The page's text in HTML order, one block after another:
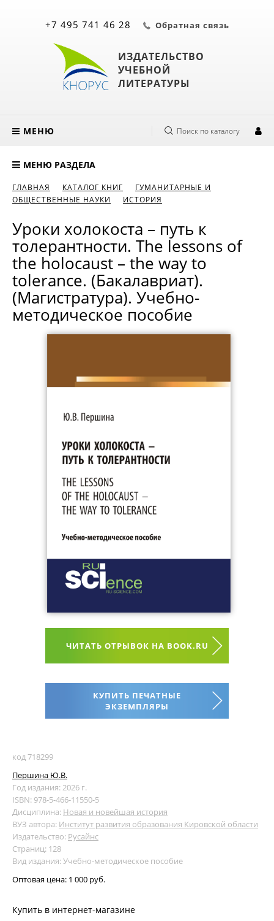
ИЗДАТЕЛЬСТВО
УЧЕБНОЙ
ЛИТЕРАТУРЫ
+7 495 741 46 28 Обратная связь
МЕНЮ Поиск по каталогу
МЕНЮ РАЗДЕЛА
ГЛАВНАЯ КАТАЛОГ КНИГ
ГУМАНИТАРНЫЕ И
ОБЩЕСТВЕННЫЕ НАУКИ
ИСТОРИЯ
Уроки холокоста – путь к
толерантности. The lessons of
the holocaust – the way to
tolerance. (Бакалавриат).
(Магистратура). Учебно-
методическое пособие
ЧИТАТЬ ОТРЫВОК НА BOOK.RU
КУПИТЬ ПЕЧАТНЫЕ
ЭКЗЕМПЛЯРЫ
код 718299
Першина Ю.В.
Год издания: 2026 г.
ISBN: 978-5-466-11550-5
Дисциплина: Новая и новейшая история
ВУЗ автора: Институт развития образования Кировской области
Издательство: Русайнс
Страниц: 128
Вид издания: Учебно-методическое пособие
Оптовая цена: 1 000 руб.
Купить в интернет-магазине